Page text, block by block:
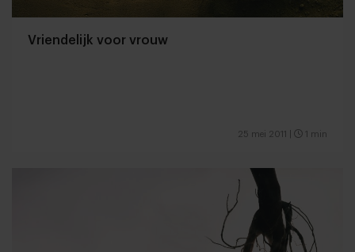
Vriendelijk voor vrouw
25 mei 2011 1 min